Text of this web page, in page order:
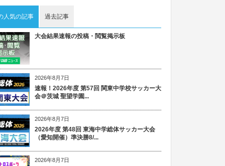
人気の記事 過去記事
大会結果速報の投稿・閲覧掲示板
2026年8月7日
速報！2026年度 第57回 関東中学校サッカー大
会＠茨城 聖望学園...
2026年8月7日
2026年度 第48回 東海中学総体サッカー大会
（愛知開催）準決勝8/...
2026年8月7日